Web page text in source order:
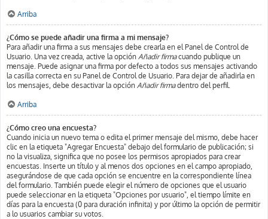
Arriba
¿Cómo se puede añadir una firma a mi mensaje?
Para añadir una firma a sus mensajes debe crearla en el Panel de Control de
Usuario. Una vez creada, active la opción Añadir firmacuando publique un
mensaje. Puede asignar una firma por defecto a todos sus mensajes activando
la casilla correcta en su Panel de Control de Usuario. Para dejar de añadirla en
los mensajes, debe desactivar la opción Añadir firmadentro del perfil.
Arriba
¿Cómo creo una encuesta?
Cuando inicia un nuevo tema o edita el primer mensaje del mismo, debe hacer
clic en la etiqueta "Agregar Encuesta" debajo del formulario de publicación; si
no la visualiza, significa que no posee los permisos apropiados para crear
encuestas. Inserte un título y al menos dos opciones en el campo apropiado,
asegurándose de que cada opción se encuentre en la correspondiente línea
del formulario. También puede elegir el número de opciones que el usuario
puede seleccionar en la etiqueta "Opciones por usuario", el tiempo límite en
días para la encuesta (0 para duración infinita) y por último la opción de permitir
a lo usuarios cambiar su votos.